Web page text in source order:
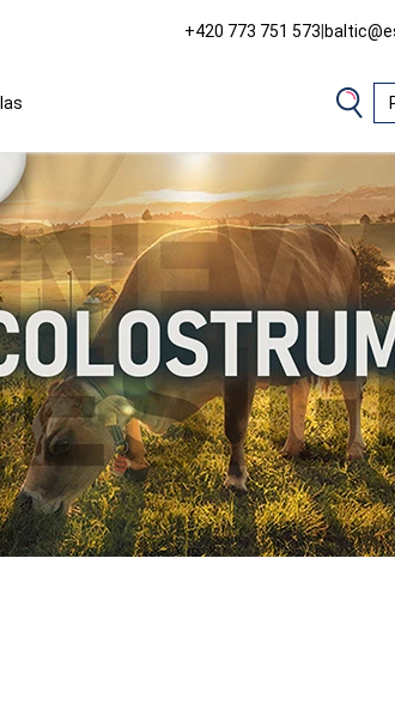
+420 773 751 573|